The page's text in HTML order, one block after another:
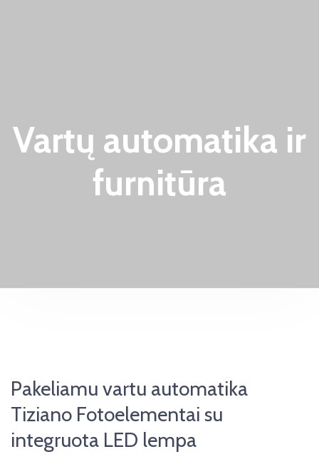
Vartų automatika ir
furnitūra
Pakeliamu vartu automatika
Tiziano Fotoelementai su
integruota LED lempa